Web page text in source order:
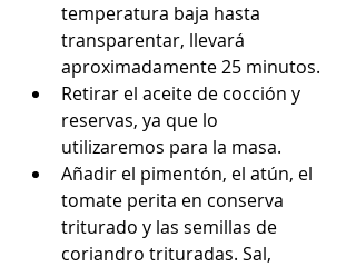
temperatura baja hasta
transparentar, llevará
aproximadamente 25 minutos.
Retirar el aceite de cocción y
reservas, ya que lo
utilizaremos para la masa.
Añadir el pimentón, el atún, el
tomate perita en conserva
triturado y las semillas de
coriandro trituradas. Sal,